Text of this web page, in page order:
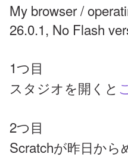
My browser /
26.0.1, No Flash
1つ目
スタジオを開くと
2つ目
Scratchが昨日か